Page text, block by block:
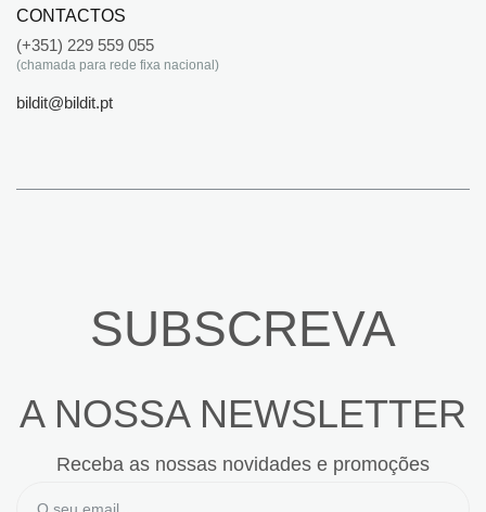
CONTACTOS
(+351) 229 559 055
(chamada para rede fixa nacional)
bildit@bildit.pt
SUBSCREVA
A NOSSA NEWSLETTER
Receba as nossas novidades e promoções